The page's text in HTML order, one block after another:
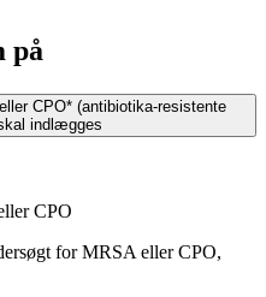
på
CPO* (antibiotika-resistente
indlægges
CPO
for MRSA eller CPO,